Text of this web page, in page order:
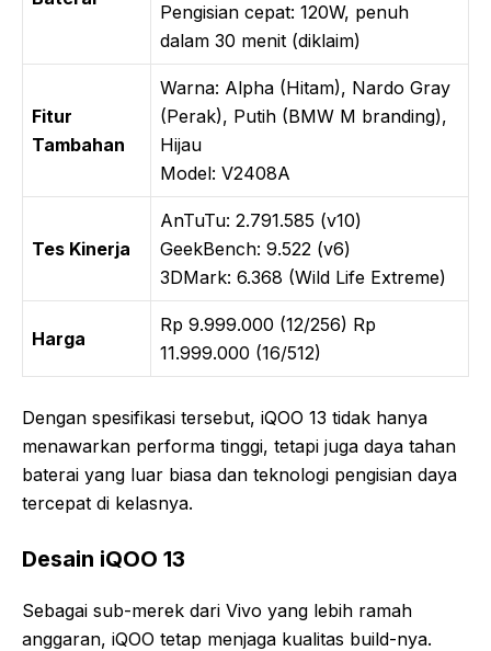
Pengisian cepat: 120W, penuh
dalam 30 menit (diklaim)
Fitur
Tambahan
Warna: Alpha (Hitam), Nardo Gray
(Perak), Putih (BMW M branding),
Hijau
Model: V2408A
Tes Kinerja
AnTuTu: 2.791.585 (v10)
GeekBench: 9.522 (v6)
3DMark: 6.368 (Wild Life Extreme)
Harga
Rp 9.999.000 (12/256) Rp
11.999.000 (16/512)
Dengan spesifikasi tersebut, iQOO 13 tidak hanya
menawarkan performa tinggi, tetapi juga daya tahan
baterai yang luar biasa dan teknologi pengisian daya
tercepat di kelasnya.
Desain iQOO 13
Sebagai sub-merek dari Vivo yang lebih ramah
anggaran, iQOO tetap menjaga kualitas build-nya.